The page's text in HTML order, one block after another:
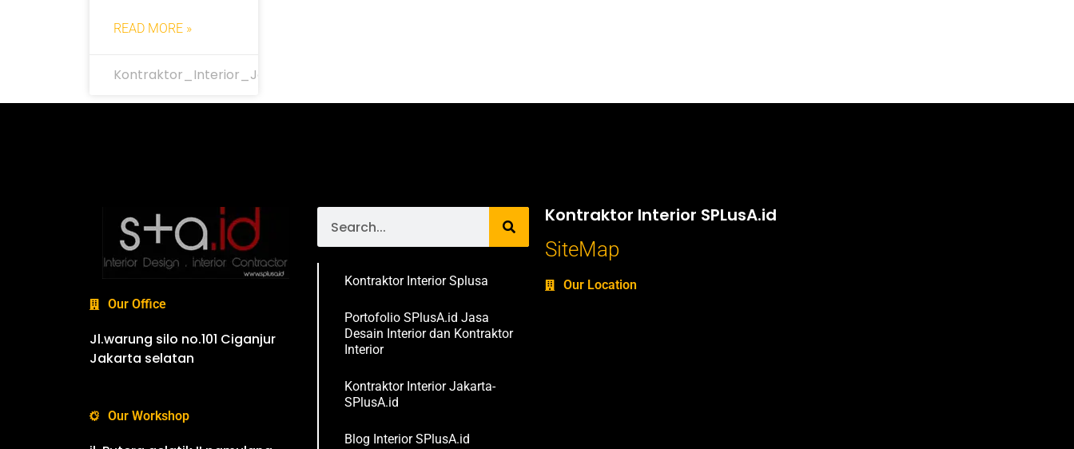
READ MORE »
Kontraktor_Interior_Jakarta
Our Office
Jl.warung silo no.101 Ciganjur
Jakarta selatan
Our Workshop
Kontraktor Interior Splusa
Portofolio SPlusA.id Jasa
Desain Interior dan Kontraktor
Interior
Kontraktor Interior Jakarta-
SPlusA.id
Blog Interior SPlusA.id
Kontraktor Interior SPLusA.id
SiteMap
Our Location